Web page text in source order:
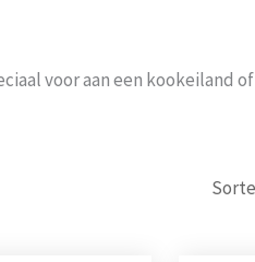
voor aan een kookeiland